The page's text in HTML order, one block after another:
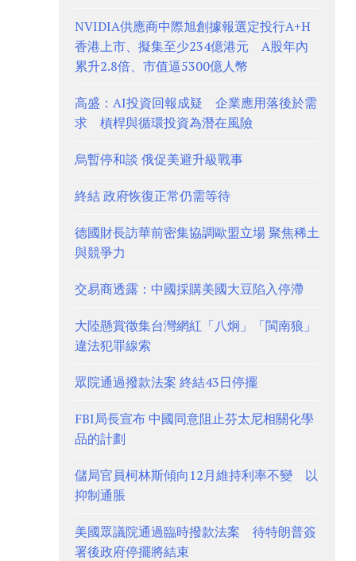
NVIDIA供應商中際旭創據報選定投行A+H
香港上市、擬集至少234億港元 A股年內
累升2.8倍、市值逼5300億人幣
高盛：AI投資回報成疑 企業應用落後於需
求 槓桿與循環投資為潛在風險
烏暫停和談 俄促美避升級戰事
終結 政府恢復正常仍需等待
德國財長訪華前密集協調歐盟立場 聚焦稀土
與競爭力
交易商透露：中國採購美國大豆陷入停滯
大陸懸賞徵集台灣網紅「八炯」「閩南狼」
違法犯罪線索
眾院通過撥款法案 終結43日停擺
FBI局長宣布 中國同意阻止芬太尼相關化學
品的計劃
儲局官員柯林斯傾向12月維持利率不變 以
抑制通脹
美國眾議院通過臨時撥款法案 待特朗普簽
署後政府停擺將結束